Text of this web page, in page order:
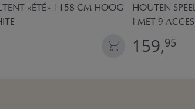
«ÉTÉ» | 158 CM HOOG
HOUTEN
| MET 9
159,95